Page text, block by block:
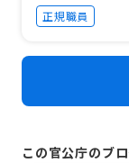
正規職員
この官公庁のブ